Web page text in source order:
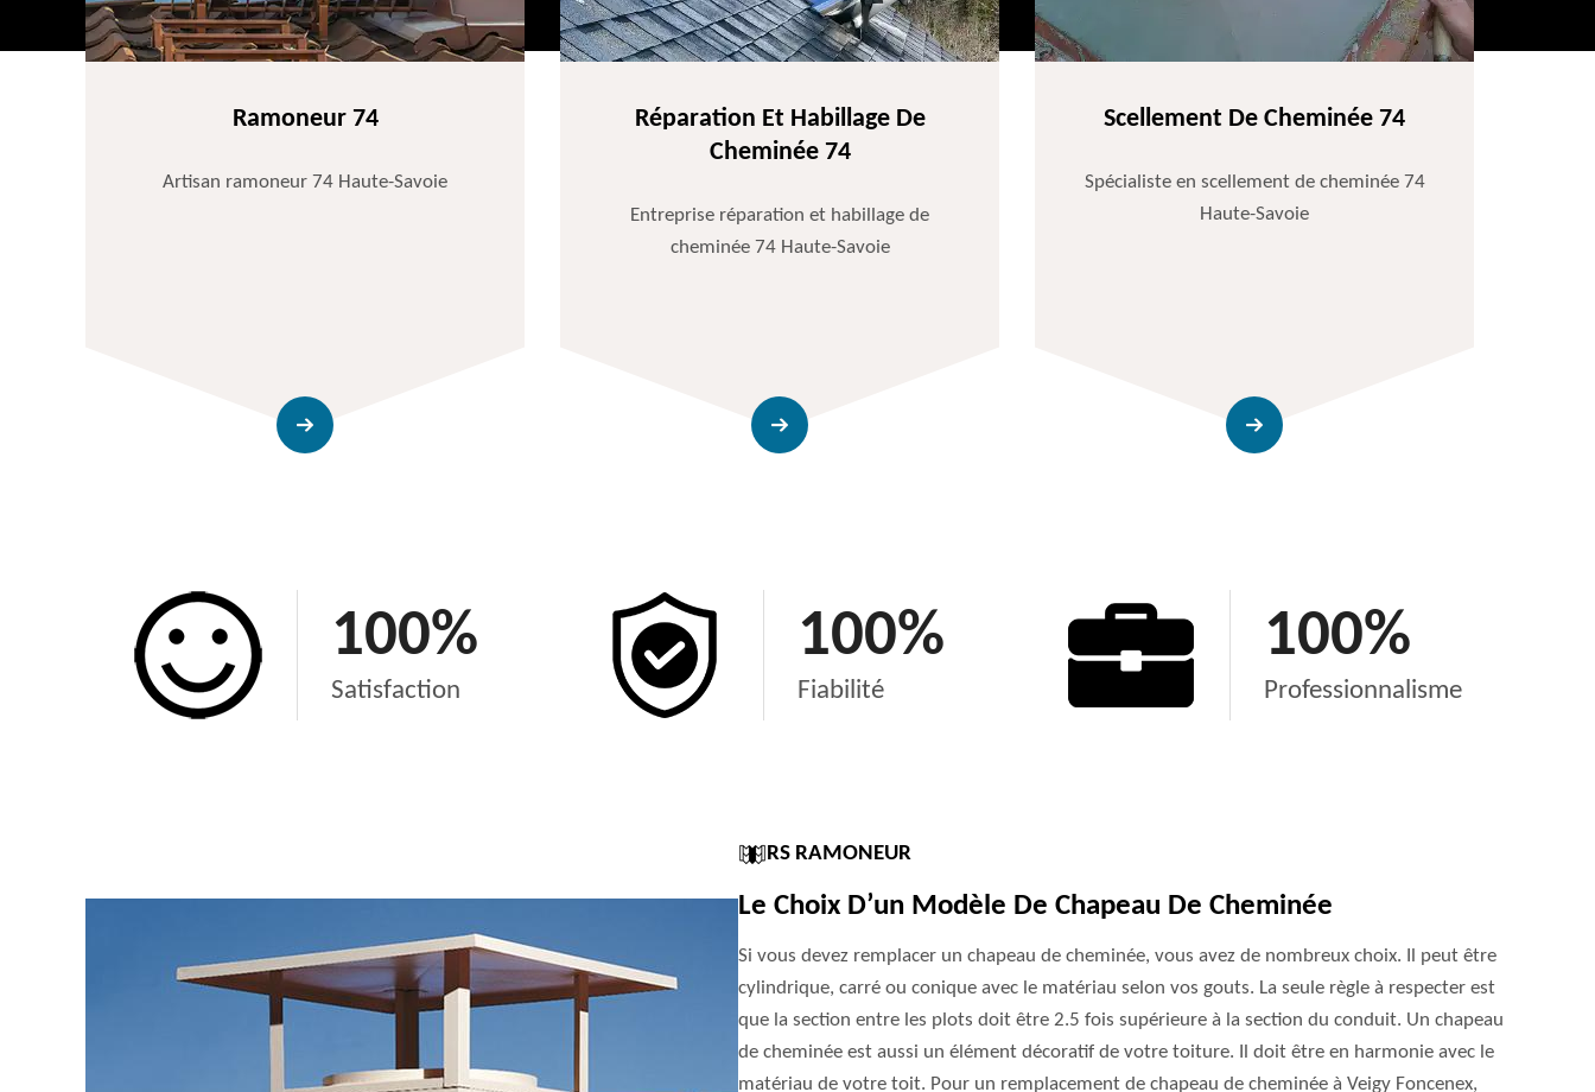
Ramoneur 74
Artisan ramoneur 74 Haute-Savoie
Réparation Et Habillage De
Cheminée 74
Entreprise réparation et habillage de
cheminée 74 Haute-Savoie
Scellement De Cheminée 74
Spécialiste en scellement de cheminée 74
Haute-Savoie
100%
Satisfaction
100%
Fiabilité
100%
Professionnalisme
RS RAMONEUR
Le Choix D’un Modèle De Chapeau De Cheminée
Si vous devez remplacer un chapeau de cheminée, vous avez de nombreux choix. Il peut être
cylindrique, carré ou conique avec le matériau selon vos gouts. La seule règle à respecter est
que la section entre les plots doit être 2.5 fois supérieure à la section du conduit. Un chapeau
de cheminée est aussi un élément décoratif de votre toiture. Il doit être en harmonie avec le
matériau de votre toit. Pour un remplacement de chapeau de cheminée à Veigy Foncenex,